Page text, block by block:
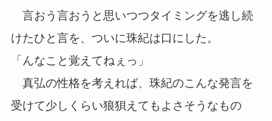
言おう言おうと思いつつタイミングを逃し続
けたひと言を、ついに珠紀は口にした。
「んなこと覚えてねぇっ」
真弘の性格を考えれば、珠紀のこんな発言を
受けて少しくらい狼狽えてもよさそうなもの